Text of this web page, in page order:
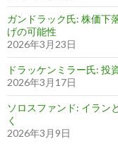
ガンドラック氏: 株価下
げの可能性
2026年3月23日
ドラッケンミラー氏: 投
2026年3月17日
ソロスファンド: イラン
く
2026年3月9日